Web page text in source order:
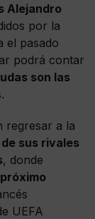
Alejandro
por la
el pasado
podrá contar
son las
regresar a la
sus rivales
, donde
UEFA